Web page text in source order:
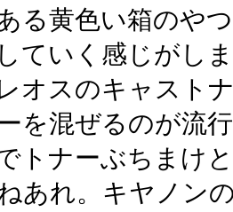
る黄色い箱のや
ていく感じがし
オスのキャスト
を混ぜるのが流
トナーぶちまけ
あれ。キヤノン